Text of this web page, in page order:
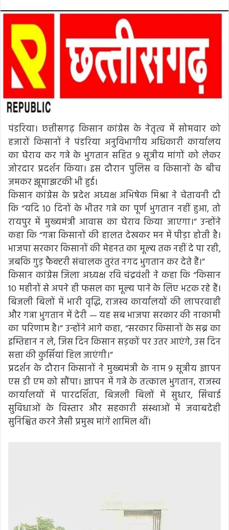
email
पंडरिया। छत्तीसगढ़ किसान कांग्रेस के नेतृत्व में सोमवार को
हजारों किसानों ने पंडरिया अनुविभागीय अधिकारी कार्यालय
का घेराव कर गन्ने के भुगतान सहित 9 सूत्रीय मांगों को लेकर
जोरदार प्रदर्शन किया। इस दौरान पुलिस व किसानों के बीच
जमकर झूमाझटकी भी हुई।
किसान कांग्रेस के प्रदेश अध्यक्ष अभिषेक मिश्रा ने चेतावनी दी
कि “यदि 10 दिनों के भीतर गन्ने का पूर्ण भुगतान नहीं हुआ, तो
रायपुर में मुख्यमंत्री आवास का घेराव किया जाएगा।” उन्होंने
कहा कि “गन्ना किसानों की हालत देखकर मन में पीड़ा होती है।
भाजपा सरकार किसानों की मेहनत का मूल्य तक नहीं दे पा रही,
जबकि गुड़ फैक्टरी संचालक तुरंत नगद भुगतान कर देते हैं।”
किसान कांग्रेस जिला अध्यक्ष रवि चंद्रवंशी ने कहा कि “किसान
10 महीनों से अपने ही फसल का मूल्य पाने के लिए भटक रहे हैं।
बिजली बिलों में भारी वृद्धि, राजस्व कार्यालयों की लापरवाही
और गन्ना भुगतान में देरी — यह सब भाजपा सरकार की नाकामी
का परिणाम है।” उन्होंने आगे कहा, “सरकार किसानों के सब्र का
इम्तिहान न ले, जिस दिन किसान सड़कों पर उतर आएंगे, उस दिन
सत्ता की कुर्सियां हिल जाएंगी।”
प्रदर्शन के दौरान किसानों ने मुख्यमंत्री के नाम 9 सूत्रीय ज्ञापन
एस डी एम को सौंपा। ज्ञापन में गन्ने के तत्काल भुगतान, राजस्व
कार्यालयों में पारदर्शिता, बिजली बिलों में सुधार, सिंचाई
सुविधाओं के विस्तार और सहकारी संस्थाओं में जवाबदेही
सुनिश्चित करने जैसी प्रमुख मांगें शामिल थीं।